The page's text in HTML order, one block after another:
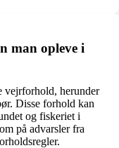
man opleve i
vejrforhold, herunder
Disse forhold kan
og fiskeriet i
på advarsler fra